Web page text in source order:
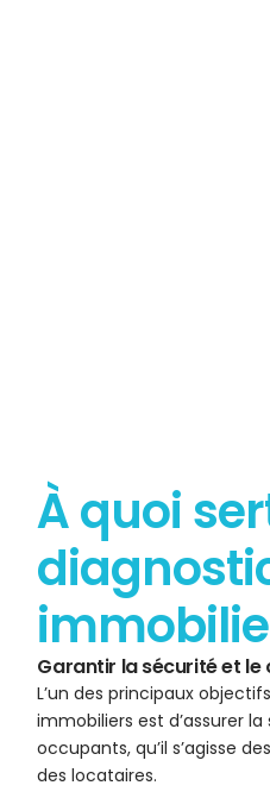
À quoi
Garantir la sécurité et
L’un des principaux
immobiliers est d’assurer
occupants, qu’il s’agisse
des locataires.